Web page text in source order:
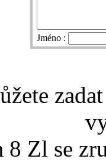
Jméno :
8 Zl se